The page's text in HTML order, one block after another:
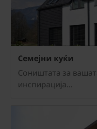
Семеjни куќи
Соништата за
инспирација...